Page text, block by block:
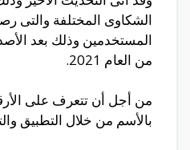
الشكاوى المختلفة والتى
المستخدمين وذلك بعد
من العام 2021.
من أجل أن تتعرف على
بالأسم من خلال التطبيق